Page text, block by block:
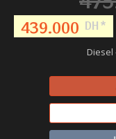
439.000 DH *
Diesel